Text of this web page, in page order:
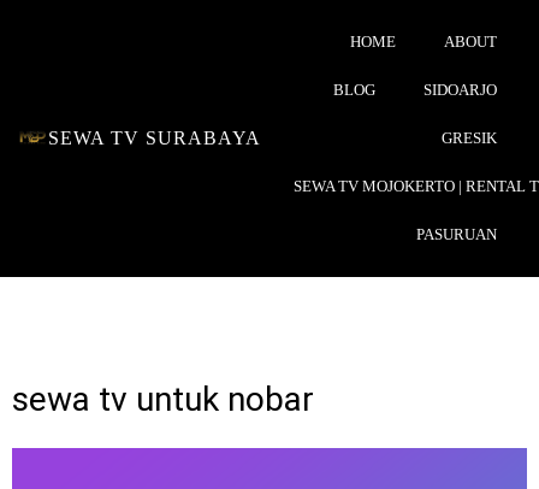
SEWA TV SURABAYA
HOME ABOUT
BLOG SIDOARJO
GRESIK
SEWA TV MOJOKERTO | RENTAL
PASURUAN
sewa tv untuk nobar